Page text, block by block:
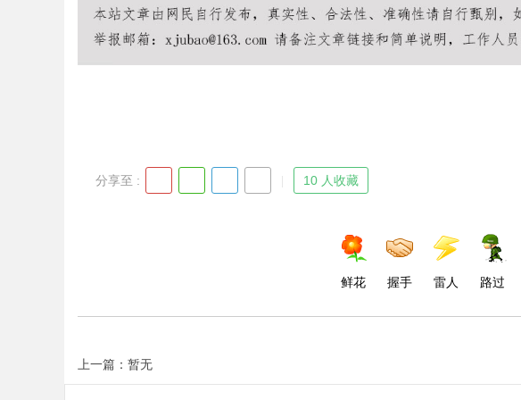
分享至 : 10 人收藏
鲜花 握手 雷人 路过
上一篇：暂无